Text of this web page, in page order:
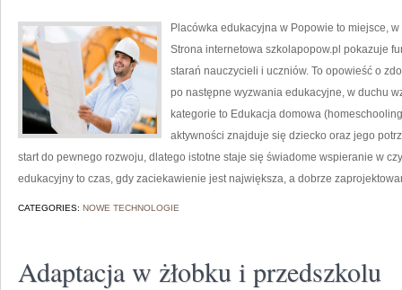
Placówka edukacyjna w Popowie to miejsce,
Strona internetowa szkolapopow.pl pokazuje
starań nauczycieli i uczniów. To opowieść o
po następne wyzwania edukacyjne, w duchu
kategorie to Edukacja domowa
aktywności znajduje się dziecko oraz jego
start do pewnego rozwoju, dlatego istotne staje się świadome wspieranie w
edukacyjny to czas, gdy zaciekawienie jest największa, a dobrze
CATEGORIES: NOWE TECHNOLOGIE
Adaptacja w żłobku i przedszkolu